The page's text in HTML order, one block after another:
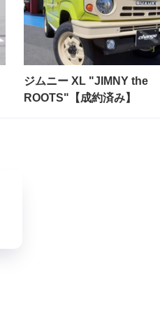
ジムニー XL "JIMNY the
ROOTS"【成約済み】